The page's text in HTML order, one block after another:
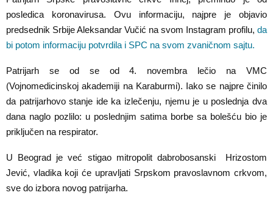
posledica koronavirusa. Ovu informaciju, najpre je objavio
predsednik Srbije Aleksandar Vučić na svom Instagram profilu, da
bi potom informaciju potvrdila i SPC na svom zvaničnom sajtu.
Patrijarh se od se od 4. novembra lečio na VMC
(Vojnomedicinskoj akademiji na Karaburmi). Iako se najpre činilo
da patrijarhovo stanje ide ka izlečenju, njemu je u poslednja dva
dana naglo pozlilo: u poslednjim satima borbe sa bolešću bio je
priključen na respirator.
U Beograd je već stigao mitropolit dabrobosanski Hrizostom
Jević, vladika koji će upravljati Srpskom pravoslavnom crkvom,
sve do izbora novog patrijarha.